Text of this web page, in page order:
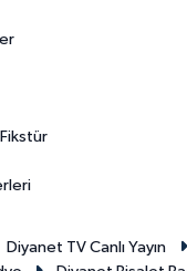
Diyanet TV Canlı Yayın